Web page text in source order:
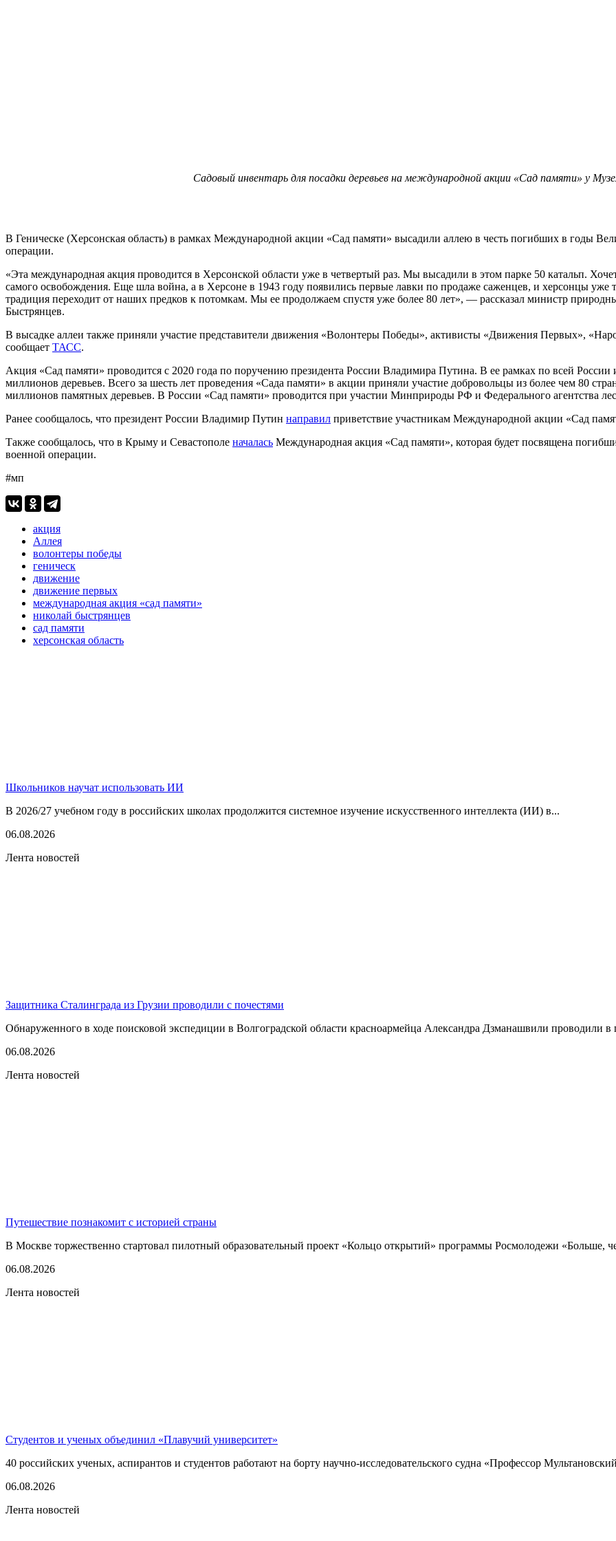
Садовый инвентарь для посадки деревьев на международной акции «Сад памяти» у
В Геническе (Херсонская область) в рамках Международной акции «Сад памяти» высадили аллею в честь погибших в годы
операции.
«Эта международная акция проводится в Херсонской области уже в четвертый раз. Мы высадили в этом парке 50 катальп.
самого освобождения. Еще шла война, а в Херсоне в 1943 году появились первые лавки по продаже саженцев, и херсонцы уже
традиция переходит от наших предков к потомкам. Мы ее продолжаем спустя уже более 80 лет», — рассказал министр
Быстрянцев.
В высадке аллеи также приняли участие представители движения «Волонтеры Победы», активисты «Движения Первых»,
сообщает ТАСС.
Акция «Сад памяти» проводится с 2020 года по поручению президента России Владимира Путина. В ее рамках по всей
миллионов деревьев. Всего за шесть лет проведения «Сада памяти» в акции приняли участие добровольцы из более чем 80
миллионов памятных деревьев. В России «Сад памяти» проводится при участии Минприроды РФ и Федерального агентства
Ранее сообщалось, что президент России Владимир Путин направил приветствие участникам Международной акции «Сад
Также сообщалось, что в Крыму и Севастополе началась Международная акция «Сад памяти», которая будет посвящена
военной операции.
#мп
акция
Аллея
волонтеры победы
геническ
движение
движение первых
международная акция «сад памяти»
николай быстрянцев
сад памяти
херсонская область
Школьников научат использовать ИИ
В 2026/27 учебном году в российских школах продолжится системное изучение искусственного интеллекта (ИИ) в...
06.08.2026
Лента новостей
Защитника Сталинграда из Грузии проводили с почестями
Обнаруженного в ходе поисковой экспедиции в Волгоградской области красноармейца Александра Дзманашвили проводили в
06.08.2026
Лента новостей
Путешествие познакомит с историей страны
В Москве торжественно стартовал пилотный образовательный проект «Кольцо открытий» программы Росмолодежи «Больше,
06.08.2026
Лента новостей
Студентов и ученых объединил «Плавучий университет»
40 российских ученых, аспирантов и студентов работают на борту научно-исследовательского судна «Профессор
06.08.2026
Лента новостей